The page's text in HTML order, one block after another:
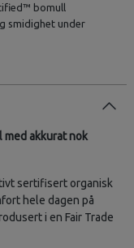
bomull
smidighet under
med akkurat nok
sertifisert organisk
hele dagen på
i en Fair Trade